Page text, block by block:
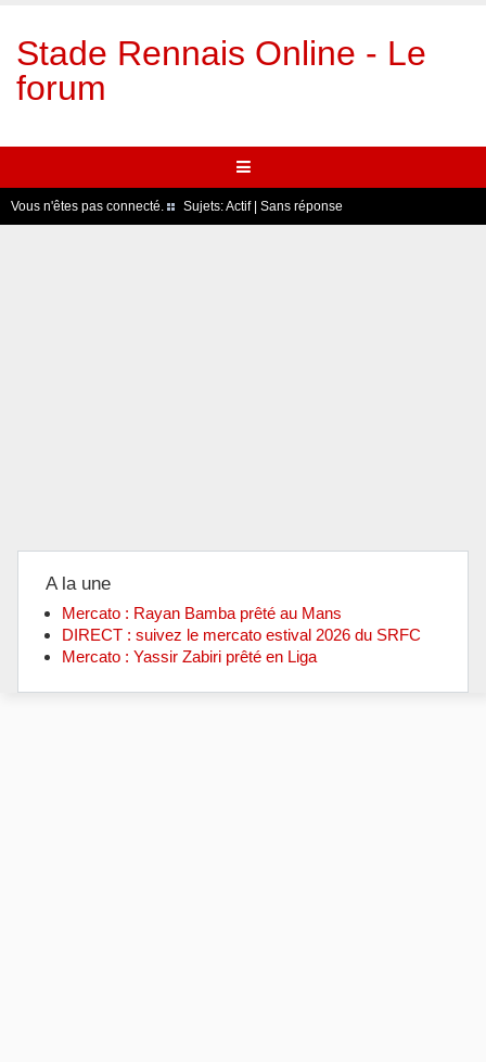
Stade Rennais Online - Le
forum
Vous n'êtes pas connecté. Sujets:Actif| Sans réponse
A la une
Mercato : Rayan Bamba prêté au Mans
DIRECT : suivez le mercato estival 2026 du SRFC
Mercato : Yassir Zabiri prêté en Liga